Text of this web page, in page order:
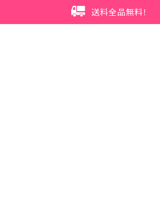
送料全品無料！